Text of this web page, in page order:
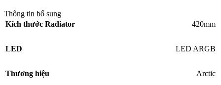
Thông tin bổ sung
Kích thước Radiator
420mm
LED LED ARGB
Thương hiệu Arctic